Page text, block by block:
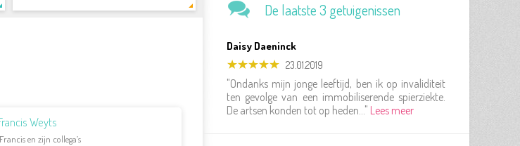
Weyts
en zijn collega’s
De laatste 3 getuigenissen
Daisy Daeninck
23.01.2019
"Ondanks mijn jonge leeftijd, ben ik op invaliditeit
ten gevolge van een immobiliserende spierziekte.
De artsen konden tot op heden..." Lees meer